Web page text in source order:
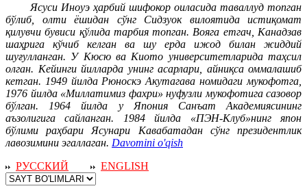
Ясуси Иноуэ ҳарбий шифокор оиласида таваллуд топган
бўлиб, олти ёшидан сўнг Сидзуок вилоятида истиқомат
қилувчи бувиси қўлида тарбия топган. Вояга етгач, Канадзав
шаҳрига кўчиб келган ва шу ерда ижод билан жиддий
шуғулланган. У Кюсю ва Киото университетларида таҳсил
олган. Кейинги йилларда унинг асарлари, айниқса оммалашиб
кетган. 1949 йилда Рюноскэ Акутагава номидаги мукофотга,
1976 йилда «Миллатимиз фахри» нуфузли мукофотига сазовор
бўлган. 1964 йилда у Япония Санъат Академиясининг
аъзолигига сайланган. 1984 йилда «ПЭН-Клуб»нинг япон
бўлими раҳбари Ясунари Кавабатадан сўнг президентлик
лавозимини эгаллаган. Davomini o'qish
РУССКИЙ
ENGLISH